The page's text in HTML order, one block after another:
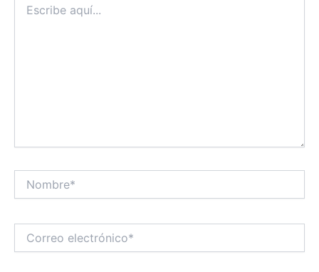
aquí...
electrónico*